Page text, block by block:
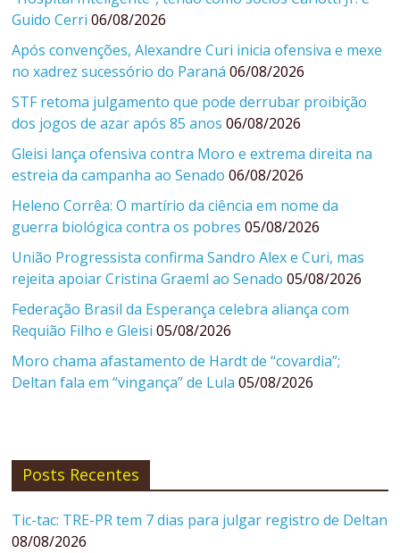
Guido Cerri 06/08/2026
Após convenções, Alexandre Curi inicia ofensiva e mexe
no xadrez sucessório do Paraná 06/08/2026
STF retoma julgamento que pode derrubar proibição
dos jogos de azar após 85 anos 06/08/2026
Gleisi lança ofensiva contra Moro e extrema direita na
estreia da campanha ao Senado 06/08/2026
Heleno Corrêa: O martírio da ciência em nome da
guerra biológica contra os pobres 05/08/2026
União Progressista confirma Sandro Alex e Curi, mas
rejeita apoiar Cristina Graeml ao Senado 05/08/2026
Federação Brasil da Esperança celebra aliança com
Requião Filho e Gleisi 05/08/2026
Moro chama afastamento de Hardt de “covardia”;
Deltan fala em “vingança” de Lula 05/08/2026
Posts Recentes
Tic-tac: TRE-PR tem 7 dias para julgar registro de Deltan
08/08/2026